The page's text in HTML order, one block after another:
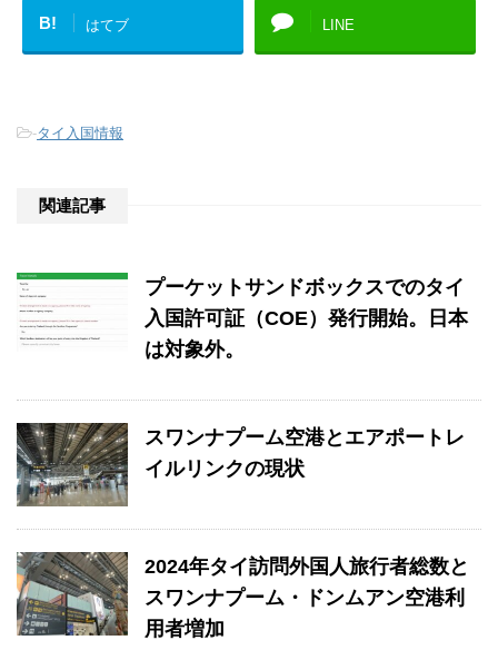
B! はてブ LINE
-タイ入国情報
関連記事
プーケットサンドボックスでのタイ
入国許可証（COE）発行開始。日本
は対象外。
スワンナプーム空港とエアポートレ
イルリンクの現状
2024年タイ訪問外国人旅行者総数と
スワンナプーム・ドンムアン空港利
用者増加